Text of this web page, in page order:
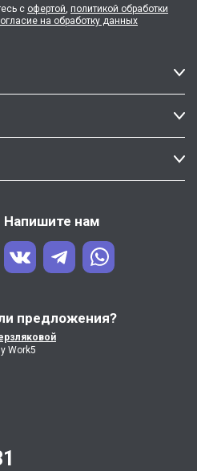
Напишите нам
предложения?
Work5
с офертой, политикой обработки
на обработку данных